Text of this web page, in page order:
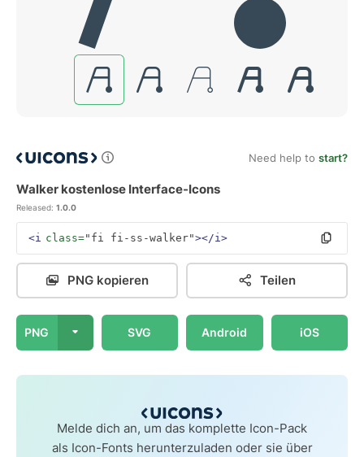
Need help to start?
Walker kostenlose Interface-Icons
Released: 1.0.0
<i class="fi fi-ss-walker"></i>
PNG kopieren Teilen
PNG SVG Android iOS
Melde dich an, um das komplette Icon-Pack
als Icon-Fonts herunterzuladen oder sie über